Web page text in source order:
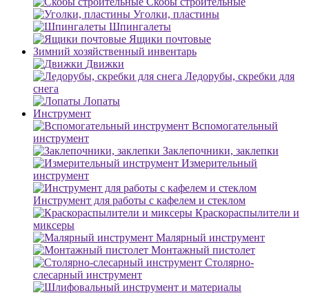
Уголки, пластины
Шпингалеты
Ящики почтовые
Зимний хозяйственный инвентарь
Движки
Ледорубы, скребки для
снега
Лопаты
Инструмент
Вспомогательный
инструмент
Заклепочники, заклепки
Измерительный
инструмент
Инструмент для работы с кафелем и стеклом
Краскораспылители и
миксеры
Малярный инструмент
Монтажный пистолет
Столярно-
слесарный инструмент